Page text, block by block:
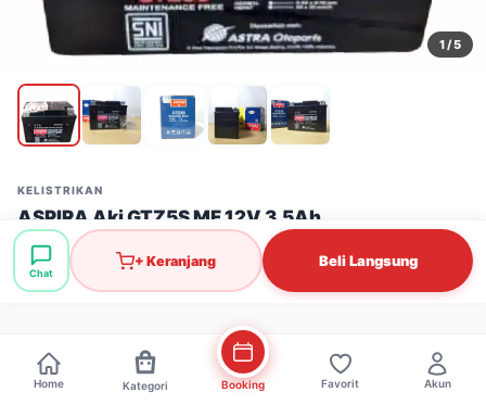
1/ 5
KELISTRIKAN
ASPIRA Aki GTZ5S MF 12V 3.5Ah
Stok: 43 pcs
Rp183.000
Chat
+ Keranjang Beli Langsung
Home Kategori Booking Favorit Akun